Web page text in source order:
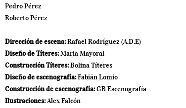
Pedro Pérez
Roberto Pérez
Dirección de escena:Rafael Rodríguez (A.D.E)
Diseño de Títeres:Maria Mayoral
Construcción Títeres:Bolina Títeres
Diseño de escenografía:Fabián Lomio
Construcción de escenografía:GB Escenografía
Ilustraciones:Alex Falcón